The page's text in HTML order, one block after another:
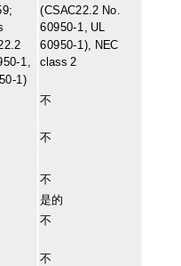
1,
1)
(CSAC22.2 No.
60950-1, UL
60950-1), NEC
class 2
不
不
不
是的
不
不